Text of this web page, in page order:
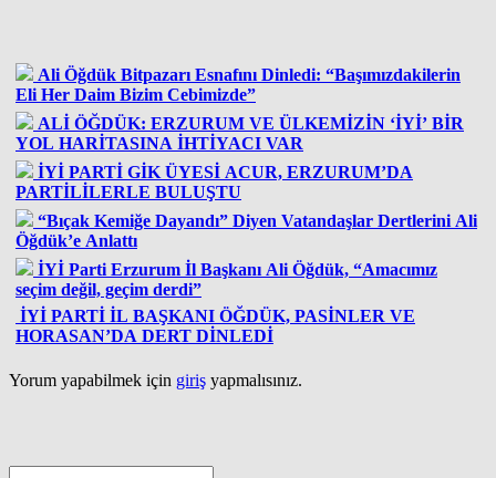
Ali Öğdük Bitpazarı Esnafını Dinledi: “Başımızdakilerin
Eli Her Daim Bizim Cebimizde”
ALİ ÖĞDÜK: ERZURUM VE ÜLKEMİZİN ‘İYİ’ BİR
YOL HARİTASINA İHTİYACI VAR
İYİ PARTİ GİK ÜYESİ ACUR, ERZURUM’DA
PARTİLİLERLE BULUŞTU
“Bıçak Kemiğe Dayandı” Diyen Vatandaşlar Dertlerini Ali
Öğdük’e Anlattı
İYİ Parti Erzurum İl Başkanı Ali Öğdük, “Amacımız
seçim değil, geçim derdi”
İYİ PARTİ İL BAŞKANI ÖĞDÜK, PASİNLER VE
HORASAN’DA DERT DİNLEDİ
Yorum yapabilmek için giriş yapmalısınız.